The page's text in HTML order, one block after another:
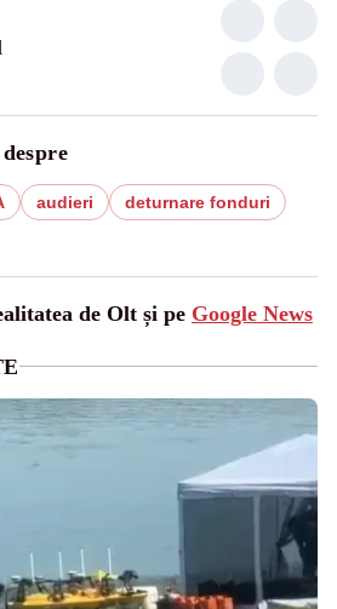
audieri
deturnare fonduri
de Olt și pe Google News